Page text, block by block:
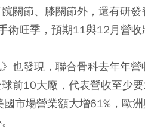
關節、膝關節外，還有研
術旺季，預期11與12月營收
也發現，聯合骨科去年年
前10大廠，代表營收至少
市場營業額大增61%，歐